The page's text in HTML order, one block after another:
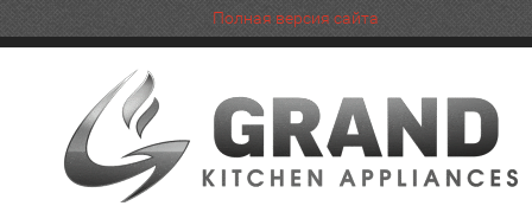
Полная версия сайта